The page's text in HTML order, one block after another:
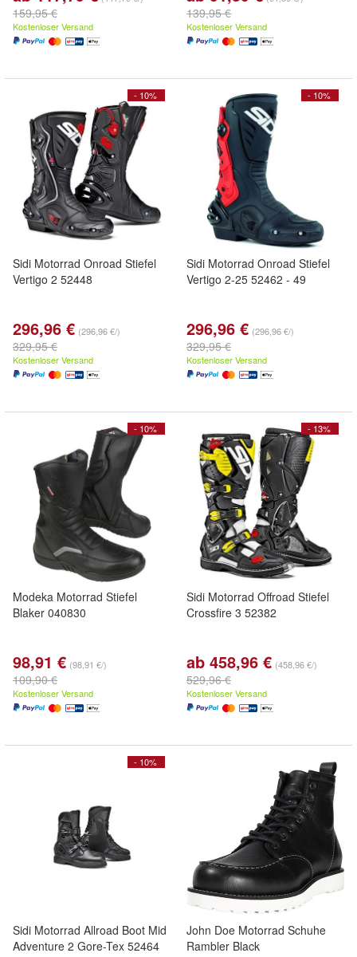
159,95 €
Kostenloser Versand
139,95 €
Kostenloser Versand
- 10%
Sidi Motorrad Onroad Stiefel
Vertigo 2 52448
296,96 € (296,96 €/)
329,95 €
Kostenloser Versand
- 10%
Sidi Motorrad Onroad Stiefel
Vertigo 2-25 52462 - 49
296,96 € (296,96 €/)
329,95 €
Kostenloser Versand
- 10%
Modeka Motorrad Stiefel
Blaker 040830
98,91 € (98,91 €/)
109,90 €
Kostenloser Versand
- 13%
Sidi Motorrad Offroad Stiefel
Crossfire 3 52382
ab 458,96 € (458,96 €/)
529,96 €
Kostenloser Versand
- 10%
Sidi Motorrad Allroad Boot Mid
Adventure 2 Gore-Tex 52464
John Doe Motorrad Schuhe
Rambler Black